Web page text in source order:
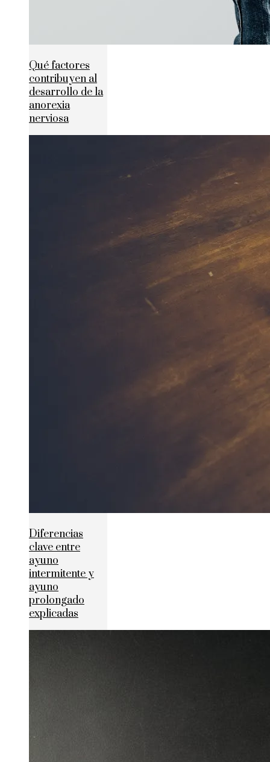
Qué factores
contribuyen al
desarrollo de la
anorexia
nerviosa
Diferencias
clave entre
ayuno
intermitente y
ayuno
prolongado
explicadas